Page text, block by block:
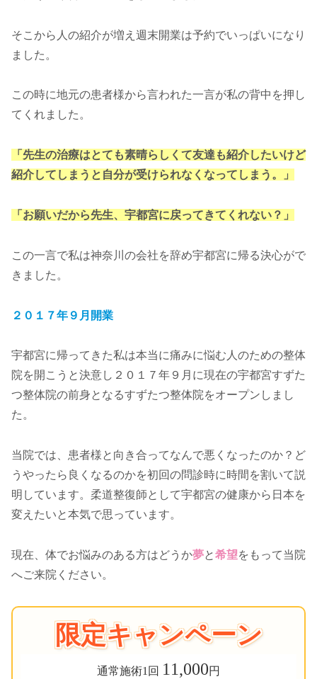
そこから人の紹介が増え週末開業は予約でいっぱいになり
ました。
この時に地元の患者様から言われた一言が私の背中を押し
てくれました。
「先生の治療はとても素晴らしくて友達も紹介したいけど
紹介してしまうと自分が受けられなくなってしまう。」
「お願いだから先生、宇都宮に戻ってきてくれない？」
この一言で私は神奈川の会社を辞め宇都宮に帰る決心がで
きました。
２０１７年９月開業
宇都宮に帰ってきた私は本当に痛みに悩む人のための整体
院を開こうと決意し２０１７年９月に現在の宇都宮すずた
つ整体院の前身となるすずたつ整体院をオープンしまし
た。
当院では、患者様と向き合ってなんで悪くなったのか？ど
うやったら良くなるのかを初回の問診時に時間を割いて説
明しています。柔道整復師として宇都宮の健康から日本を
変えたいと本気で思っています。
現在、体でお悩みのある方はどうか夢と希望をもって当院
へご来院ください。
限定キャンペーン
通常施術1回 11,000円